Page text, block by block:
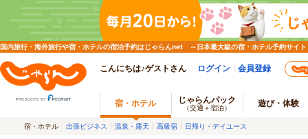
国内旅行・海外旅行や宿・ホテルの宿泊予約はじゃらんnet ～日本最大級の宿・ホテル予約サイト
こんにちは♪ゲストさん ログイン 会員登録
宿・ホテル じゃらんパック
（交通＋宿泊） 遊び・体験
宿・ホテル 出張ビジネス 温泉・露天 高級宿 日帰り・デイユース